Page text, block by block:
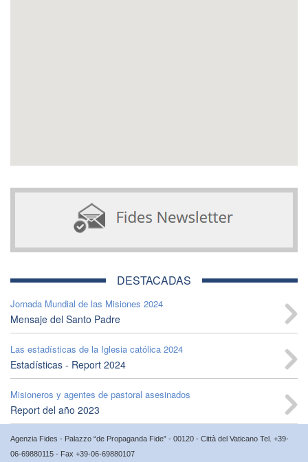
DESTACADAS
Jornada Mundial de las Misiones 2024
Mensaje del Santo Padre
Las estadísticas de la Iglesia católica 2024
Estadísticas - Report 2024
Misioneros y agentes de pastoral asesinados
Report del año 2023
Agenzia Fides - Palazzo “de Propaganda Fide” - 00120 - Città del Vaticano Tel. +39-
06-69880115 - Fax +39-06-69880107